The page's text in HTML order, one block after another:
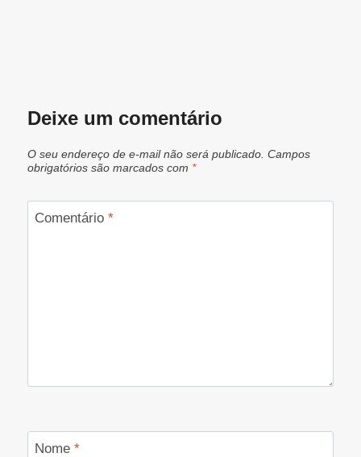
Deixe um comentário
O seu endereço de e-mail não será publicado. Campos
obrigatórios são marcados com *
Comentário *
Nome *